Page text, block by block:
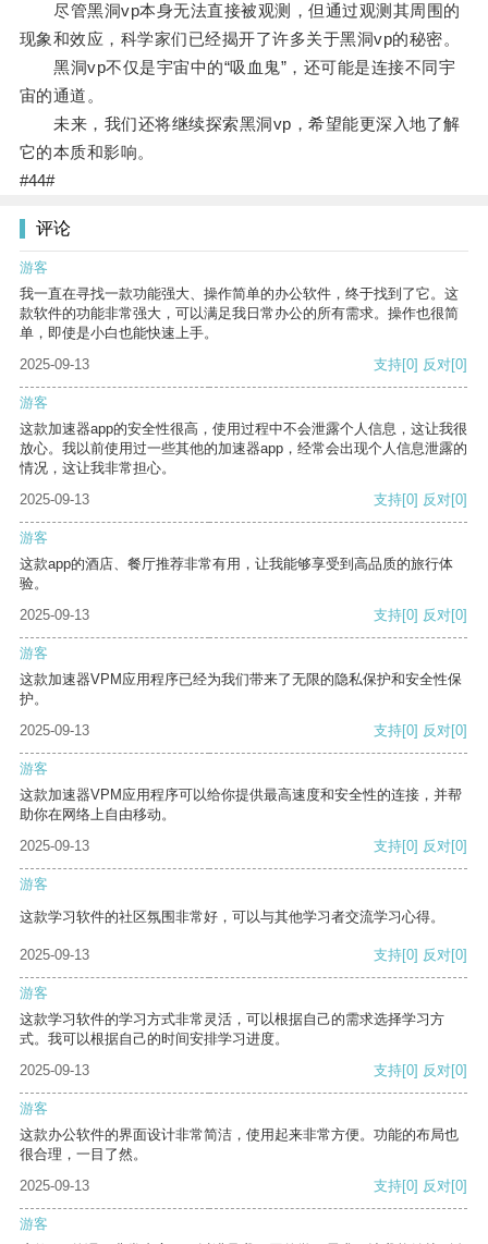
尽管黑洞vp本身无法直接被观测，但通过观测其周围的
现象和效应，科学家们已经揭开了许多关于黑洞vp的秘密。
黑洞vp不仅是宇宙中的“吸血鬼”，还可能是连接不同宇
宙的通道。
未来，我们还将继续探索黑洞vp，希望能更深入地了解
它的本质和影响。
#44#
评论
游客
我一直在寻找一款功能强大、操作简单的办公软件，终于找到了它。这
款软件的功能非常强大，可以满足我日常办公的所有需求。操作也很简
单，即使是小白也能快速上手。
2025-09-13
支持[0] 反对[0]
游客
这款加速器app的安全性很高，使用过程中不会泄露个人信息，这让我很
放心。我以前使用过一些其他的加速器app，经常会出现个人信息泄露的
情况，这让我非常担心。
2025-09-13
支持[0] 反对[0]
游客
这款app的酒店、餐厅推荐非常有用，让我能够享受到高品质的旅行体
验。
2025-09-13
支持[0] 反对[0]
游客
这款加速器VPM应用程序已经为我们带来了无限的隐私保护和安全性保
护。
2025-09-13
支持[0] 反对[0]
游客
这款加速器VPM应用程序可以给你提供最高速度和安全性的连接，并帮
助你在网络上自由移动。
2025-09-13
支持[0] 反对[0]
游客
这款学习软件的社区氛围非常好，可以与其他学习者交流学习心得。
2025-09-13 支持[0] 反对[0]
游客
这款学习软件的学习方式非常灵活，可以根据自己的需求选择学习方
式。我可以根据自己的时间安排学习进度。
2025-09-13
支持[0] 反对[0]
游客
这款办公软件的界面设计非常简洁，使用起来非常方便。功能的布局也
很合理，一目了然。
2025-09-13
支持[0] 反对[0]
游客